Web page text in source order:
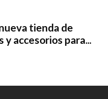
tienda de
accesorios para...